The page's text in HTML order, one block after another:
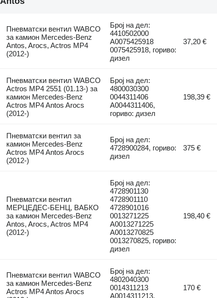
Пневматски вентил WABCO
за камион Mercedes-Benz
Antos, Arocs, Actros MP4
(2012-)
Број на дел:
4410502000
A0075425918
0075425918, гориво:
дизел
37,20 €
Пневматски вентил WABCO
Actros MP4 2551 (01.13-) за
камион Mercedes-Benz
Actros MP4 Antos Arocs
(2012-)
Број на дел:
4800030300
0044311406
A0044311406,
гориво: дизел
198,39 €
Пневматски вентил за
камион Mercedes-Benz
Actros MP4 Antos Arocs
(2012-)
Број на дел:
4728900284, гориво:
дизел
375 €
Пневматски вентил
МЕРЦЕДЕС-БЕНЦ, ВАБКО
за камион Mercedes-Benz
Antos, Arocs, Actros MP4
(2012-)
Број на дел:
4728901130
4728901110
4728901016
0013271225
A0013271225
A0013270825
0013270825, гориво:
дизел
198,40 €
Пневматски вентил WABCO
за камион Mercedes-Benz
Actros MP4 Antos Arocs
Број на дел:
4802040300
0014311213
A0014311213,
170 €